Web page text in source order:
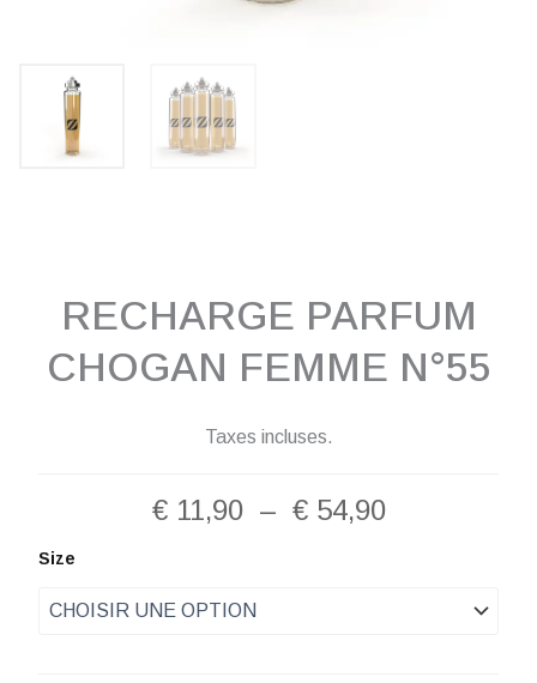
RECHARGE PARFUM
CHOGAN FEMME N°55
Taxes incluses.
€11,90 – €54,90Plage
Size
quantité
Parfum